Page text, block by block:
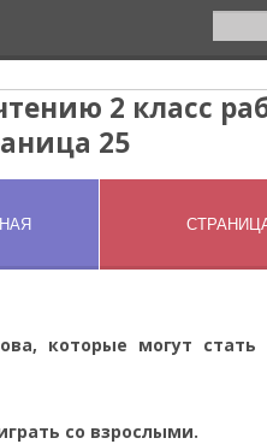
2 класс
25
которые могут
со взрослыми.